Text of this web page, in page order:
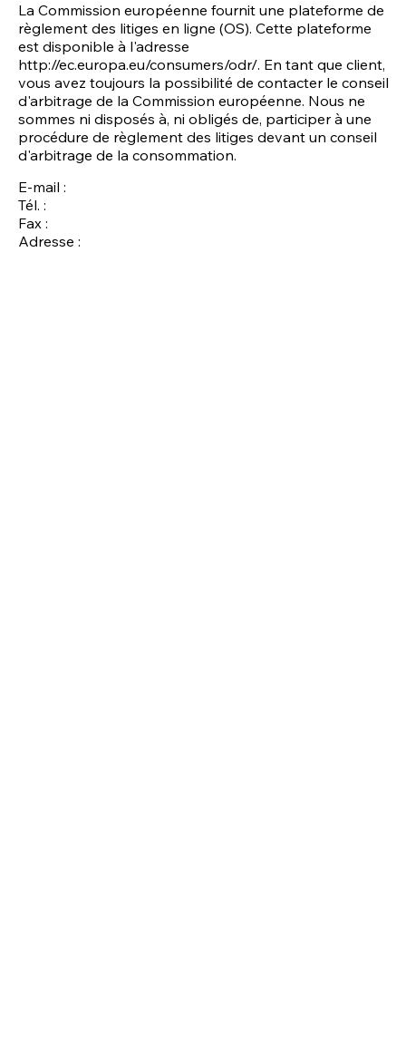
La Commission européenne fournit une plateforme de
règlement des litiges en ligne (OS). Cette plateforme
est disponible à l'adresse
http://ec.europa.eu/consumers/odr/. En tant que client,
vous avez toujours la possibilité de contacter le conseil
d'arbitrage de la Commission européenne. Nous ne
sommes ni disposés à, ni obligés de, participer à une
procédure de règlement des litiges devant un conseil
d'arbitrage de la consommation.
E-mail :
Tél. :
Fax :
Adresse :